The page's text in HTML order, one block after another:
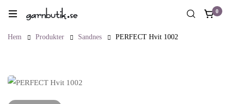
0
Hem Produkter Sandnes PERFECT Hvit 1002